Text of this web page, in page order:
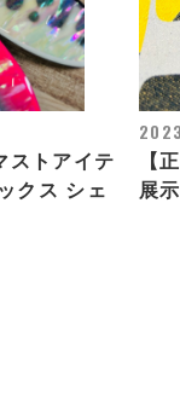
ストアイテ
クス シェ
【
展